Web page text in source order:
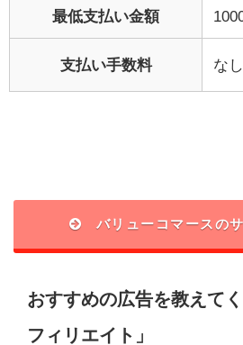
最低支払い金額
支払い手数料 なし
バリューコマースの
おすすめの広告を教えて
フィリエイト」